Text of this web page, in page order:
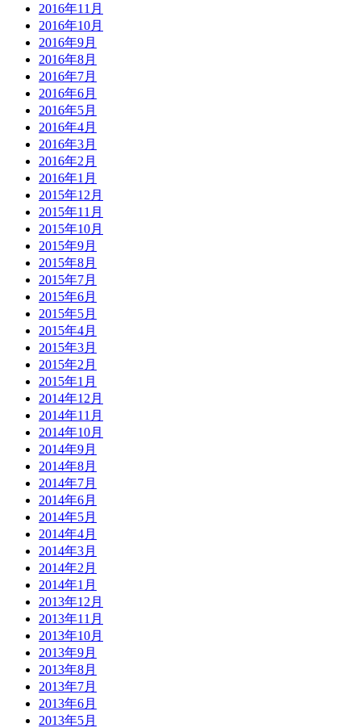
2016年11月
2016年10月
2016年9月
2016年8月
2016年7月
2016年6月
2016年5月
2016年4月
2016年3月
2016年2月
2016年1月
2015年12月
2015年11月
2015年10月
2015年9月
2015年8月
2015年7月
2015年6月
2015年5月
2015年4月
2015年3月
2015年2月
2015年1月
2014年12月
2014年11月
2014年10月
2014年9月
2014年8月
2014年7月
2014年6月
2014年5月
2014年4月
2014年3月
2014年2月
2014年1月
2013年12月
2013年11月
2013年10月
2013年9月
2013年8月
2013年7月
2013年6月
2013年5月